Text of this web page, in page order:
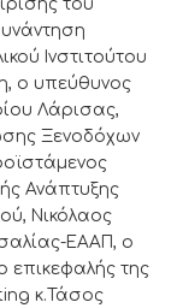
του
Ινστιτούτου
ο υπεύθυνος
Λάρισας,
Ξενοδόχων
Ανάπτυξης
Νικόλαος
ΕΑΑΠ, ο
επικεφαλής της
κ.Τάσος